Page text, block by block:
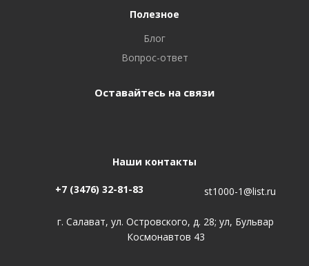
Полезное
Блог
Вопрос-ответ
Оставайтесь на связи
Наши контакты
+7 (3476) 32-81-83 st1000-1@list.ru
г. Салават, ул. Островского, д. 28; ул, Бульвар
Космонавтов 43